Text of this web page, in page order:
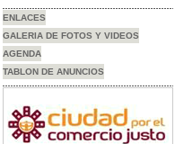
ENLACES
GALERIA DE FOTOS Y VIDEOS
AGENDA
TABLON DE ANUNCIOS